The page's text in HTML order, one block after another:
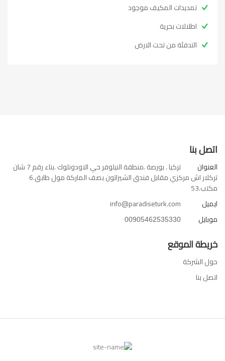
تمديدات المكيف موجود
اطلالات بحرية
التدفئة من تحت الارض
اتصل بنا
العنوان
تركيا . بورصة .منطقة النيلوفر حي الاودونلوك .بناء رقم 7 شان
تركلار اش مركزي مقابل فندق الشيراتون بصف الماركة مول طابق.6
مكتب.53
ايميل
info@paradiseturk.com
موبايل
00905462535330
خريطة الموقع
حول الشركة
اتصل بنا